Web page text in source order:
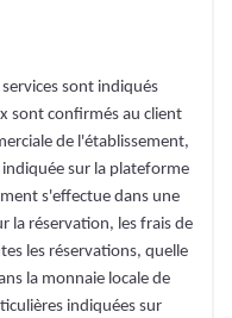
sont indiqués
sont confirmés au client
de l'établissement,
sur la plateforme
s'effectue dans une
la réservation, les frais de
les réservations, quelle
la monnaie locale de
indiquées sur